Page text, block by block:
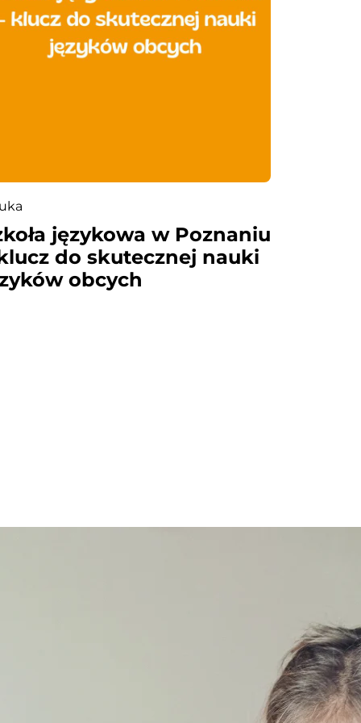
językowa w Poznaniu
do skutecznej nauki
obcych